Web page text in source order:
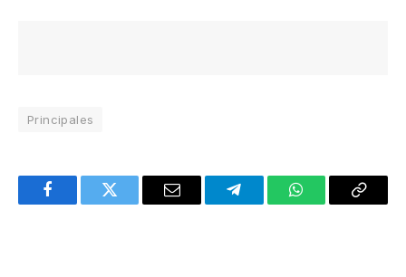
Principales
FacebookTwitter Email TelegramWhatsAppCopy